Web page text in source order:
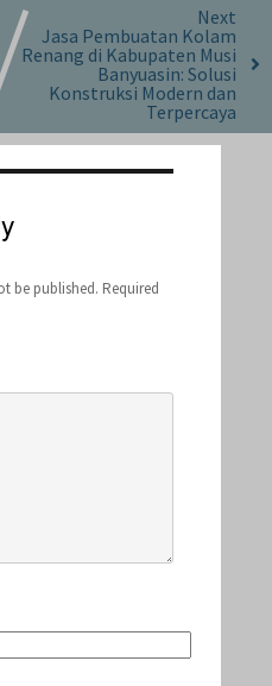
Next
Jasa Pembuatan Kolam
Renang di Kabupaten Musi
Banyuasin: Solusi
Konstruksi Modern dan
Terpercaya
be published. Required